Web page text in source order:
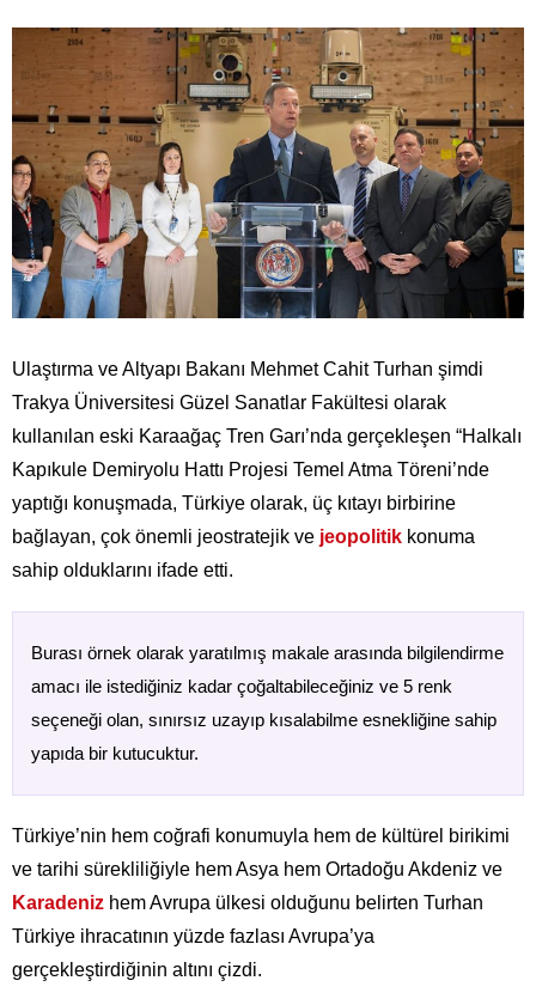
Ulaştırma ve Altyapı Bakanı Mehmet Cahit Turhan şimdi
Trakya Üniversitesi Güzel Sanatlar Fakültesi olarak
kullanılan eski Karaağaç Tren Garı’nda gerçekleşen “Halkalı
Kapıkule Demiryolu Hattı Projesi Temel Atma Töreni’nde
yaptığı konuşmada, Türkiye olarak, üç kıtayı birbirine
bağlayan, çok önemli jeostratejik ve jeopolitik konuma
sahip olduklarını ifade etti.
Burası örnek olarak yaratılmış makale arasında bilgilendirme
amacı ile istediğiniz kadar çoğaltabileceğiniz ve 5 renk
seçeneği olan, sınırsız uzayıp kısalabilme esnekliğine sahip
yapıda bir kutucuktur.
Türkiye’nin hem coğrafi konumuyla hem de kültürel birikimi
ve tarihi sürekliliğiyle hem Asya hem Ortadoğu Akdeniz ve
Karadeniz hem Avrupa ülkesi olduğunu belirten Turhan
Türkiye ihracatının yüzde fazlası Avrupa’ya
gerçekleştirdiğinin altını çizdi.